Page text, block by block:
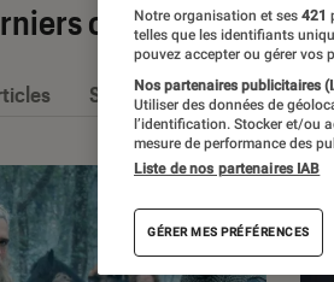
contenus
Sélections et guides
Notre organisation et ses 421
telles que les identifiants
pouvez accepter ou gérer vos
Nos partenaires publicitaires
Utiliser des données de
l’identification. Stocker et/ou
mesure de performance des
Liste de nos partenaires IAB
GÉRER MES PRÉFÉRENCES